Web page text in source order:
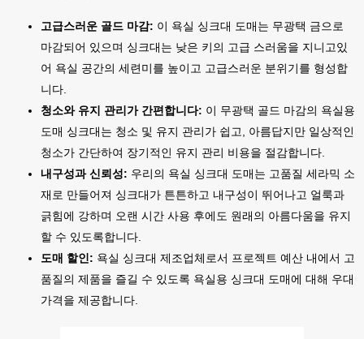
고급스러운 골드 마감: 이 욕실 싱크대 도매는 무광택 금으로
마감되어 있으며 싱크대는 낮은 키의 고급 스러움을 지니고있
어 욕실 공간의 세련미를 높이고 고급스러운 분위기를 형성합
니다.
청소와 유지 관리가 간편합니다: 이 무광택 골드 마감의 욕실용
도매 싱크대는 청소 및 유지 관리가 쉽고, 아름답지만 일상적인
청소가 간단하여 장기적인 유지 관리 비용을 절감합니다.
내구성과 신뢰성: 우리의 욕실 싱크대 도매는 고품질 세라믹 소
재로 만들어져 싱크대가 튼튼하고 내구성이 뛰어나고 얼룩과
긁힘에 강하며 오랜 시간 사용 후에도 원래의 아름다움을 유지
할 수 있도록합니다.
도매 할인: 욕실 싱크대 제조업체로서 프로젝트 예산 내에서 고
품질의 제품을 즐길 수 있도록 욕실용 싱크대 도매에 대해 우대
가격을 제공합니다.